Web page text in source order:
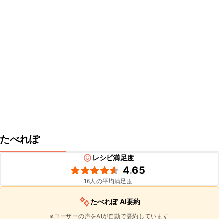
たべれぽ
レシピ満足度
4.65
16人の平均満足度
たべれぽ AI要約
※ユーザーの声をAIが自動で要約しています